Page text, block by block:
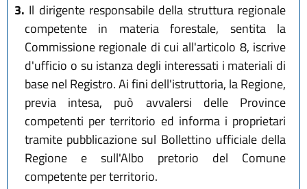
3. Il dirigente responsabile della struttura regionale
competente in materia forestale, sentita la
Commissione regionale di cui all'articolo 8, iscrive
d'ufficio o su istanza degli interessati i materiali di
base nel Registro. Ai fini dell'istruttoria, la Regione,
previa intesa, può avvalersi delle Province
competenti per territorio ed informa i proprietari
tramite pubblicazione sul Bollettino ufficiale della
Regione e sull'Albo pretorio del Comune
competente per territorio.